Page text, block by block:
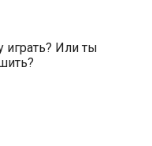
играть? Или ты